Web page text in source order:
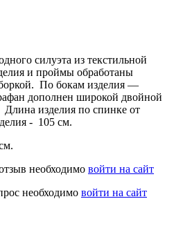
силуэта из текстильной
и проймы обработаны
По бокам изделия —
дополнен широкой двойной
изделия по спинке от
- 105 см.
необходимо войти на сайт
необходимо войти на сайт